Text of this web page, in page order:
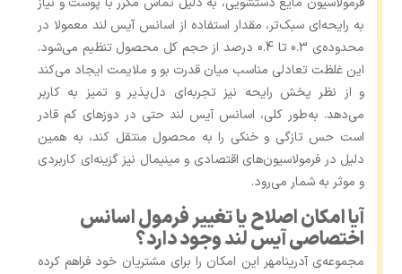
به رایحه‌ای سبک‌تر، مقدار استفاده از اسانس آیس لند معمولا در
محدوده‌ی 0.3 تا 0.4 درصد از حجم کل محصول تنظیم می‌شود.
این غلظت تعادلی مناسب میان قدرت بو و ملایمت ایجاد می‌کند
و از نظر پخش رایحه نیز تجربه‌ای دل‌پذیر و تمیز به کاربر
می‌دهد. به‌طور کلی، اسانس آیس لند حتی در دوزهای کم قادر
است حس تازگی و خنکی را به محصول منتقل کند، به همین
دلیل در فرمولاسیون‌های اقتصادی و مینیمال نیز گزینه‌ای کاربردی
و موثر به شمار می‌رود.
آیا امکان اصلاح یا تغییر فرمول اسانس
اختصاصی آیس لند وجود دارد؟
مجموعه‌ی آدرینامهر این امکان را برای مشتریان خود فراهم کرده